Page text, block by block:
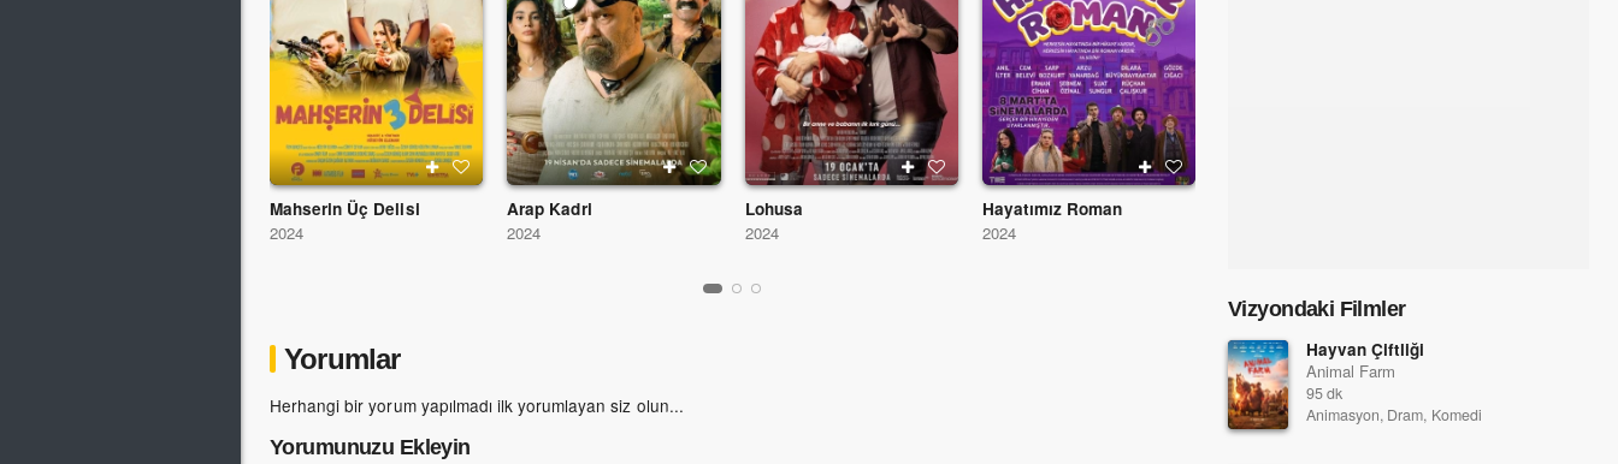
Mahserin Üç Delisi
2024
Arap Kadri
2024
Lohusa
2024
Hayatımız Roman
2024
Yorumlar
Herhangi bir yorum yapılmadı ilk yorumlayan siz olun...
Yorumunuzu Ekleyin
Vizyondaki Filmler
Hayvan Çiftliği
Animal Farm
95 dk
Animasyon, Dram, Komedi